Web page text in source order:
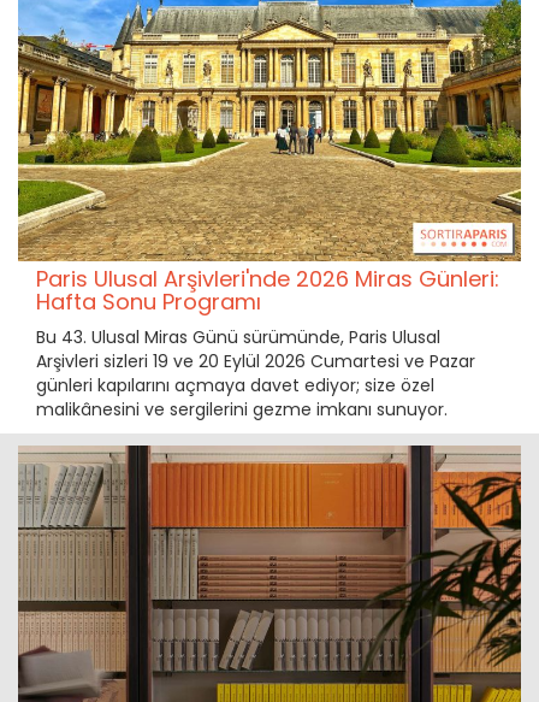
Paris Ulusal Arşivleri'nde 2026 Miras Günleri:
Hafta Sonu Programı
Bu 43. Ulusal Miras Günü sürümünde, Paris Ulusal
Arşivleri sizleri 19 ve 20 Eylül 2026 Cumartesi ve Pazar
günleri kapılarını açmaya davet ediyor; size özel
malikânesini ve sergilerini gezme imkanı sunuyor.